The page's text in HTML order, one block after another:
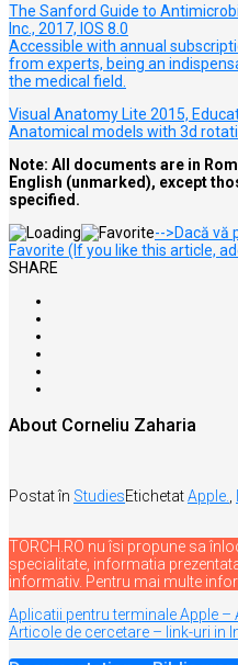
The Sanford Guide to
Inc., 2017, IOS 8.0
Accessible with annual
from experts, being an
the medical field.
Visual Anatomy Lite 2015,
Anatomical models with 3d
Note: All documents are in
English (unmarked), except
specified.
-->Dacă vă
Favorite (If you like this article,
SHARE
About Corneliu Zaharia
Postat în StudiesEtichetatApple.
TORCH.RO nu îsi propune sa
specialitate, informatia
informativ. Pentru mai multe
Navigare
în
Aplicatii pentru terminale Apple –
Articole de cercetare – link-uri in